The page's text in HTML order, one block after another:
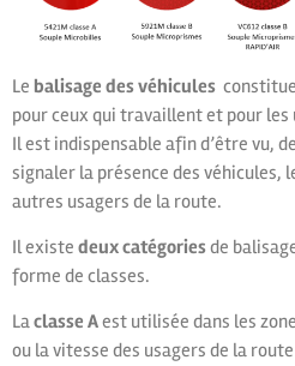
Le balisage des véhicules
pour ceux qui travaillent et pour les
Il est indispensable afin d’être vu,
signaler la présence des véhicules,
autres usagers de la route.
Il existe deux catégoriesde
forme de classes.
Laclasse Aest utilisée dans les
ou la vitesse des usagers de la